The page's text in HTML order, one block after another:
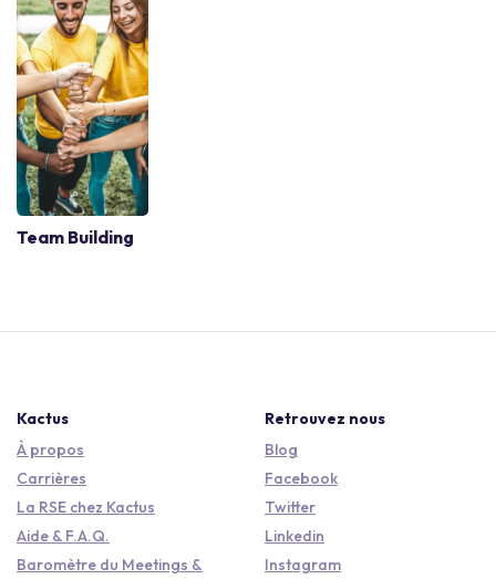
Team Building
Kactus
À propos
Carrières
La RSE chez Kactus
Aide & F.A.Q.
Baromètre du Meetings &
Retrouvez nous
Blog
Facebook
Twitter
Linkedin
Instagram